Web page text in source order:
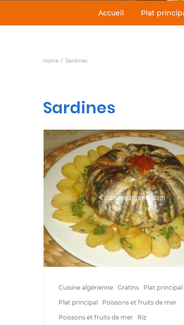
Accueil Plat
Home Sardines
Sardines
Cuisine algérienne Gratins
Plat principal
Plat principal
Poissons et fruits de mer
Poissons et fruits de mer
Riz